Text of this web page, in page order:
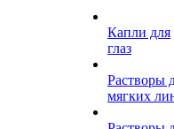
Капли для
глаз
Растворы
мягких